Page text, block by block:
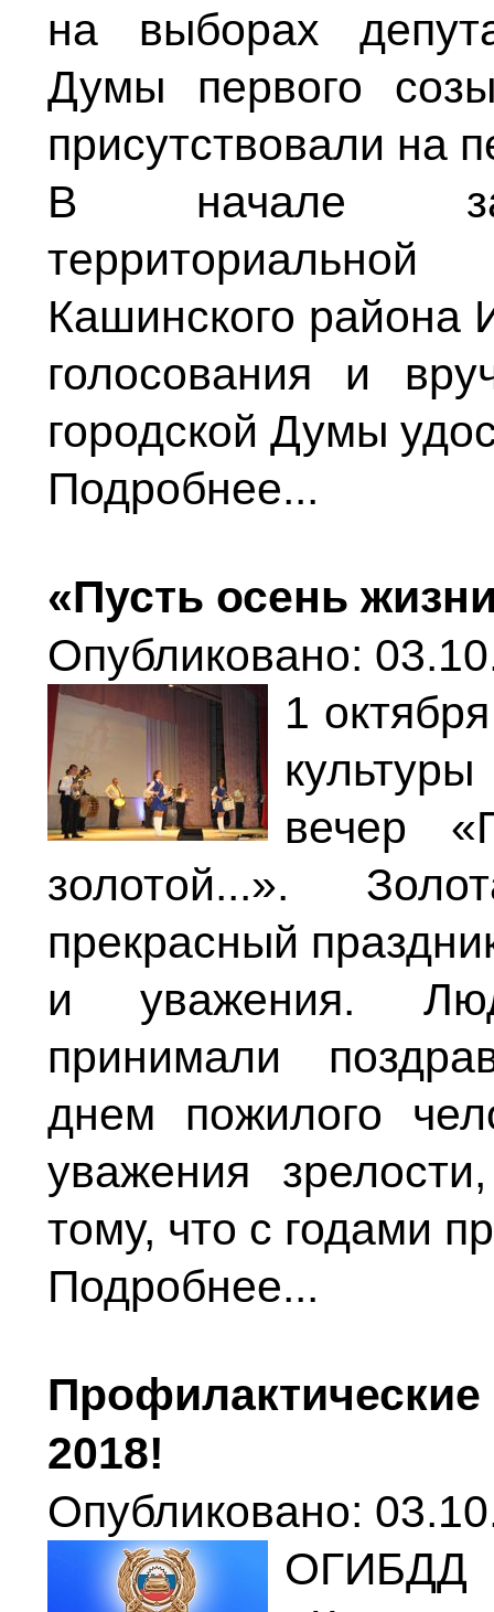
на выборах
Думы первого
присутствовали на
В начале
территориальной
Кашинского района
голосования и
городской Думы
Подробнее...
«Пусть осень
Опубликовано:
1
вечер
золотой...».
прекрасный
и уважения.
принимали
днем пожилого
уважения
тому, что с годами
Подробнее...
2018!
Опубликовано: